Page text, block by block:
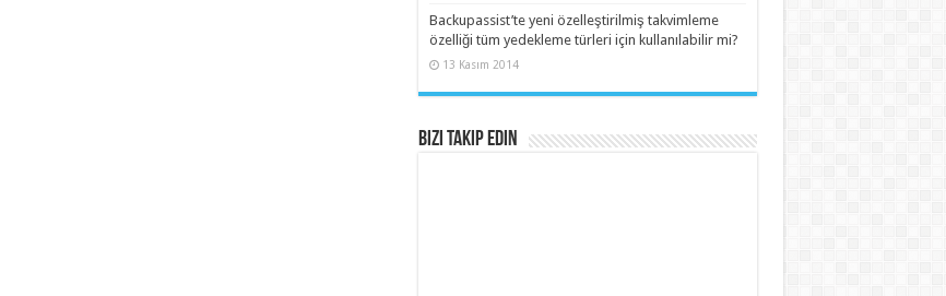
Backupassist’te yeni özelleştirilmiş takvimleme
özelliği tüm yedekleme türleri için kullanılabilir mi?
13 Kasım 2014
Bizi Takip Edin